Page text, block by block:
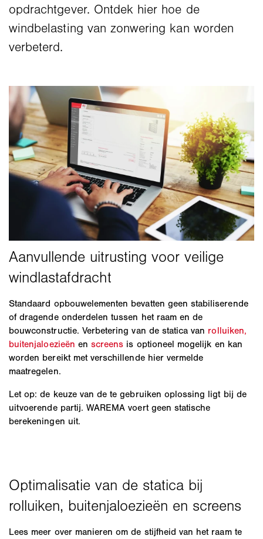
opdrachtgever. Ontdek hier hoe de
windbelasting van zonwering kan worden
verbeterd.
Standaard opbouwelementen bevatten geen stabiliserende
of dragende onderdelen tussen het raam en de
bouwconstructie. Verbetering van de statica van rolluiken,
buitenjaloezieën enscreens is optioneel mogelijk en kan
worden bereikt met verschillende hier vermelde
maatregelen.
Let op: de keuze van de te gebruiken oplossing ligt bij de
uitvoerende partij. WAREMA voert geen statische
berekeningen uit.
Lees meer over manieren om de stijfheid van het raam te